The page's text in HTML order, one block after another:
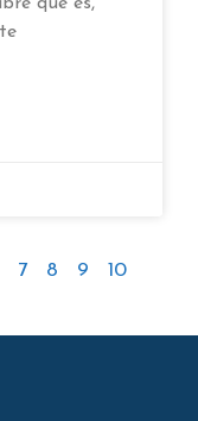
7 8 9
10